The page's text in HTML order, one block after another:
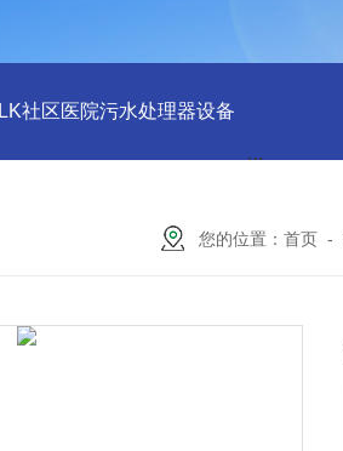
LK社区医院污水处理器设备
您的位置：首页 -